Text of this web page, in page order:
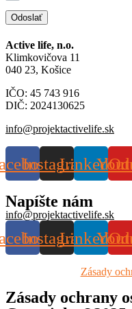
Odoslať
Active life, n.o.
Klimkovičova 11
040 23, Košice
IČO: 45 743 916
DIČ: 2024130625
info@projektactivelife.sk
InstagramLinkedin
Napíšte nám
info@projektactivelife.sk
InstagramLinkedin
Zásady
Zásady ochrany